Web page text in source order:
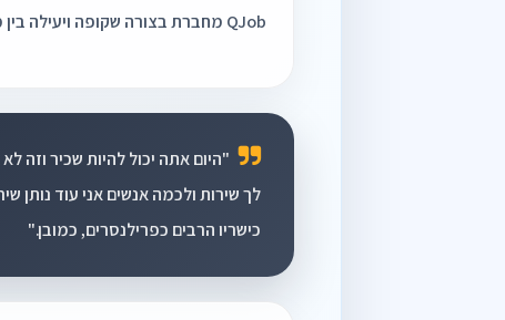
QJob מחברת בצורה שקופה ויעילה בין מחפשי העבודה לבין המעסיקים וחברות כוח אדם.
"היום אתה יכול להיות שכיר וזה
לך שירות ולכמה אנשים אני עוד נותן
כישריו הרבים כפרילנסרים, כמובן."